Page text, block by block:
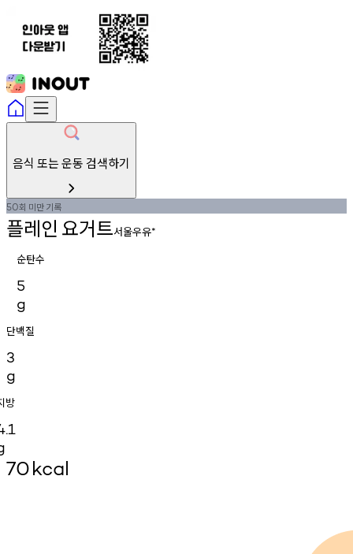
음식 또는 운동 검색하기
50회 미만기록
플레인 요거트서울우유*
순탄수
5
g
단백질
3
g
방
70kcal